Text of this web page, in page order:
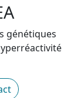
génétiques